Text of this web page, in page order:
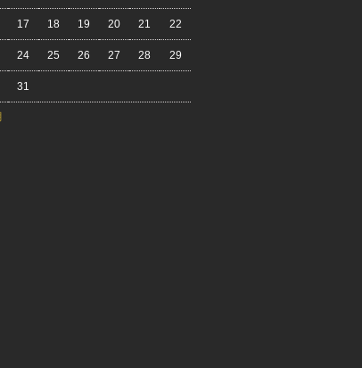
17 18 19 20 21 22
24 25 26 27 28 29
31